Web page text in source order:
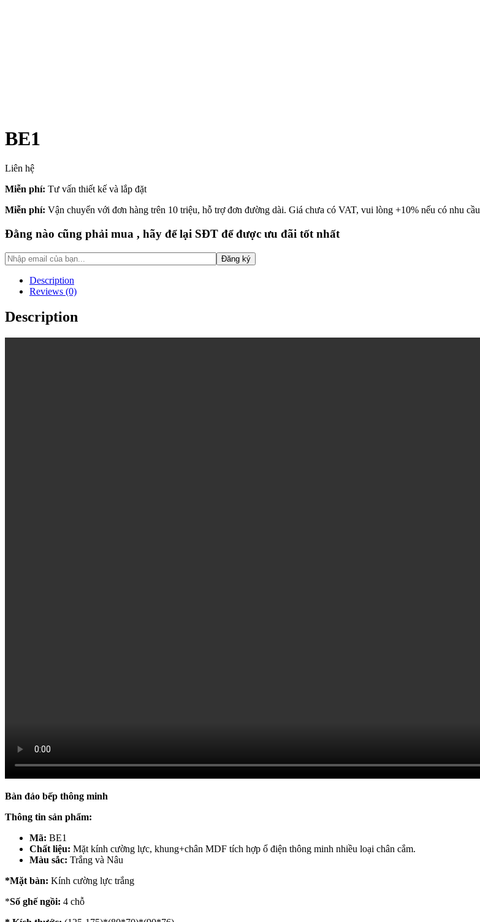
BE1
Liên hệ
Miễn phí: Tư vấn thiết kế và lắp đặt
Miễn phí: Vận chuyển với đơn hàng trên 10 triệu, hỗ trợ đơn đường dài. Giá chưa có VAT, vui lòng +10% nếu có nhu cầu
Đằng nào cũng phải mua , hãy để lại SĐT để được ưu đãi tốt nhất
Description
Reviews (0)
Description
Bàn đảo bếp thông minh
Thông tin sản phẩm:
Mã: BE1
Chất liệu: Mặt kính cường lực, khung+chân MDF tích hợp ổ điện thông minh nhiều loại chân cắm.
Màu sắc: Trắng và Nâu
*Mặt bàn: Kính cường lực trắng
*Số ghế ngồi: 4 chỗ